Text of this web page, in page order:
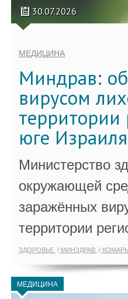
30.07.2026
МЕДИЦИНА
Миндрав:
вирусом
территории
юге Израиля
Министерство
окружающей
заражённых
территории
ЗДОРОВЬЕ МИНЗДРАВ
МЕДИЦИНА